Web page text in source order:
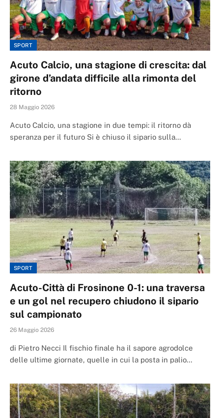
SPORT
Acuto Calcio, una stagione di crescita: dal
girone d’andata difficile alla rimonta del
ritorno
28 Maggio 2026
Acuto Calcio, una stagione in due tempi: il ritorno dà
speranza per il futuro Si è chiuso il sipario sulla…
SPORT
Acuto-Città di Frosinone 0-1: una traversa
e un gol nel recupero chiudono il sipario
sul campionato
26 Maggio 2026
di Pietro Necci Il fischio finale ha il sapore agrodolce
delle ultime giornate, quelle in cui la posta in palio…